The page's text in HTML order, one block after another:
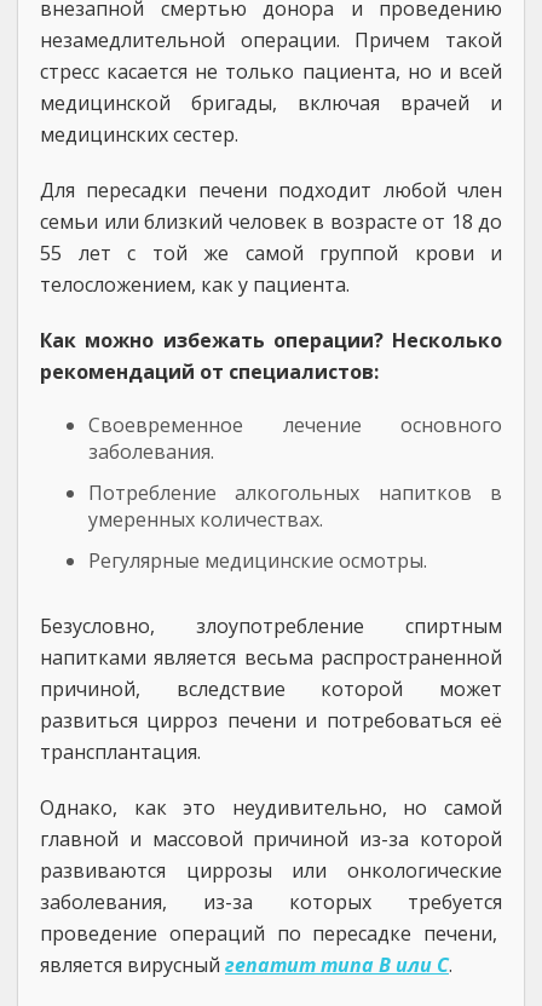
внезапной смертью донора и проведению
незамедлительной операции. Причем такой
стресс касается не только пациента, но и всей
медицинской бригады, включая врачей и
медицинских сестер.
Для пересадки печени подходит любой член
семьи или близкий человек в возрасте от 18 до
55 лет с той же самой группой крови и
телосложением, как у пациента.
Как можно избежать операции? Несколько
рекомендаций от специалистов:
Своевременное лечение основного
заболевания.
Потребление алкогольных напитков в
умеренных количествах.
Регулярные медицинские осмотры.
Безусловно, злоупотребление спиртным
напитками является весьма распространенной
причиной, вследствие которой может
развиться цирроз печени и потребоваться её
трансплантация.
Однако, как это неудивительно, но самой
главной и массовой причиной из-за которой
развиваются циррозы или онкологические
заболевания, из-за которых требуется
проведение операций по пересадке печени,
является вирусный гепатит типа В или С.